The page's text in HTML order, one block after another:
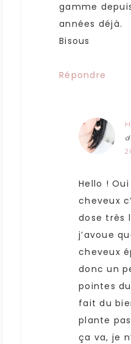
gamme
années déjà.
Bisous
Répondre
Hello !
cheveux
dose très
j’avoue
cheveux
donc un
pointes
fait du
plante
ça va, je